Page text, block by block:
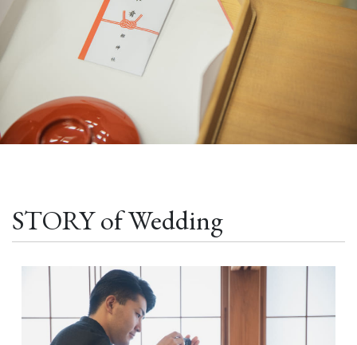
STORY of Wedding